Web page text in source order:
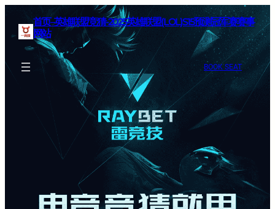
首页–英雄联盟竞猜-2025英雄联盟(LOL)S15预测冠军赛赛事
网站
BOOK SEAT